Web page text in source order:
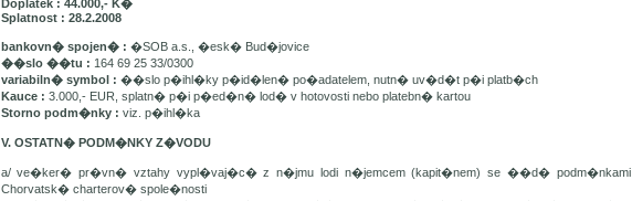
Doplatek : 44.000,- K�
Splatnost : 28.2.2008
bankovn� spojen� : �SOB a.s., �esk� Bud�jovice
��slo ��tu : 164 69 25 33/0300
variabiln� symbol : ��slo p�ihl�ky p�id�len� po�adatelem, nutn� uv�d�t p�i platb�ch
Kauce : 3.000,- EUR, splatn� p�i p�ed�n� lod� v hotovosti nebo platebn� kartou
Storno podm�nky : viz. p�ihl�ka
V. OSTATN� PODM�NKY Z�VODU
a/ ve�ker� pr�vn� vztahy vypl�vaj�c� z n�jmu lodi n�jemcem (kapit�nem) se ��d� podm�nkami
Chorvatsk� charterov� spole�nosti